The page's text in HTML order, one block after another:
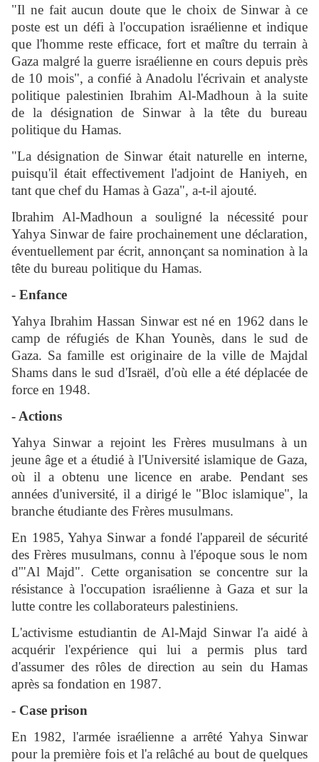
"Il ne fait aucun doute que le choix de Sinwar à ce
poste est un défi à l'occupation israélienne et indique
que l'homme reste efficace, fort et maître du terrain à
Gaza malgré la guerre israélienne en cours depuis près
de 10 mois", a confié à Anadolu l'écrivain et analyste
politique palestinien Ibrahim Al-Madhoun à la suite
de la désignation de Sinwar à la tête du bureau
politique du Hamas.
"La désignation de Sinwar était naturelle en interne,
puisqu'il était effectivement l'adjoint de Haniyeh, en
tant que chef du Hamas à Gaza", a-t-il ajouté.
Ibrahim Al-Madhoun a souligné la nécessité pour
Yahya Sinwar de faire prochainement une déclaration,
éventuellement par écrit, annonçant sa nomination à la
tête du bureau politique du Hamas.
- Enfance
Yahya Ibrahim Hassan Sinwar est né en 1962 dans le
camp de réfugiés de Khan Younès, dans le sud de
Gaza. Sa famille est originaire de la ville de Majdal
Shams dans le sud d'Israël, d'où elle a été déplacée de
force en 1948.
- Actions
Yahya Sinwar a rejoint les Frères musulmans à un
jeune âge et a étudié à l'Université islamique de Gaza,
où il a obtenu une licence en arabe. Pendant ses
années d'université, il a dirigé le "Bloc islamique", la
branche étudiante des Frères musulmans.
En 1985, Yahya Sinwar a fondé l'appareil de sécurité
des Frères musulmans, connu à l'époque sous le nom
d'"Al Majd". Cette organisation se concentre sur la
résistance à l'occupation israélienne à Gaza et sur la
lutte contre les collaborateurs palestiniens.
L'activisme estudiantin de Al-Majd Sinwar l'a aidé à
acquérir l'expérience qui lui a permis plus tard
d'assumer des rôles de direction au sein du Hamas
après sa fondation en 1987.
- Case prison
En 1982, l'armée israélienne a arrêté Yahya Sinwar
pour la première fois et l'a relâché au bout de quelques